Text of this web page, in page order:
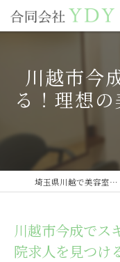
川越市今
る！理想
埼玉県川越で美容室の求人なら合同会社YDY
川越市今成でス
院求人を見つけ